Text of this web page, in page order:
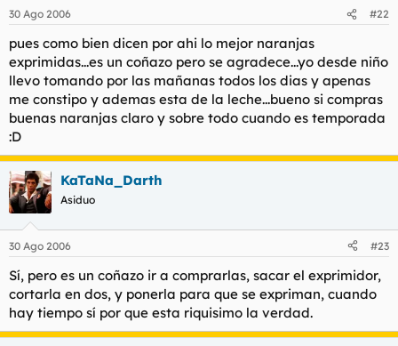
30 Ago 2006 #22
pues como bien dicen por ahi lo mejor naranjas
exprimidas...es un coñazo pero se agradece...yo desde niño
llevo tomando por las mañanas todos los dias y apenas
me constipo y ademas esta de la leche...bueno si compras
buenas naranjas claro y sobre todo cuando es temporada
:D
KaTaNa_Darth
Asiduo
30 Ago 2006 #23
Sí, pero es un coñazo ir a comprarlas, sacar el exprimidor,
cortarla en dos, y ponerla para que se expriman, cuando
hay tiempo sí por que esta riquisimo la verdad.